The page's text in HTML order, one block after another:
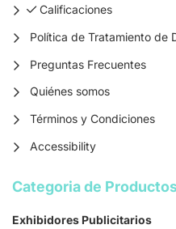
Calificaciones
Calificaciones
Política de Tratamiento de
Preguntas Frecuentes
Quiénes somos
Términos y Condiciones
Accessibility
Categoria de
Exhibidores Publicitarios